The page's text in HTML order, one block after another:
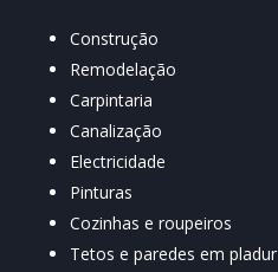
Construção
Remodelação
Carpintaria
Canalização
Electricidade
Pinturas
Cozinhas e roupeiros
Tetos e paredes em pladur